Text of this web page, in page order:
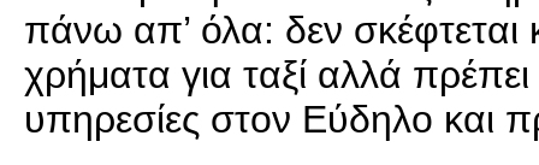
πάνω απ’ όλα: δεν σκέφτεται
χρήματα για ταξί αλλά
υπηρεσίες στον Εύδηλο και